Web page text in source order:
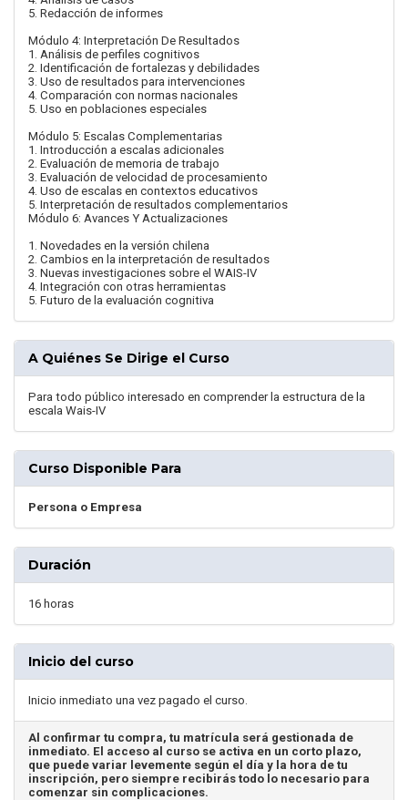
5. Redacción de informes
Módulo 4: Interpretación De Resultados
1. Análisis de perfiles cognitivos
2. Identificación de fortalezas y debilidades
3. Uso de resultados para intervenciones
4. Comparación con normas nacionales
5. Uso en poblaciones especiales
Módulo 5: Escalas Complementarias
1. Introducción a escalas adicionales
2. Evaluación de memoria de trabajo
3. Evaluación de velocidad de procesamiento
4. Uso de escalas en contextos educativos
5. Interpretación de resultados complementarios
Módulo 6: Avances Y Actualizaciones
1. Novedades en la versión chilena
2. Cambios en la interpretación de resultados
3. Nuevas investigaciones sobre el WAIS-IV
4. Integración con otras herramientas
5. Futuro de la evaluación cognitiva
A Quiénes Se Dirige el Curso
Para todo público interesado en comprender la estructura de la
escala Wais-IV
Curso Disponible Para
Persona o Empresa
Duración
16 horas
Inicio del curso
Inicio inmediato una vez pagado el curso.
Al confirmar tu compra, tu matrícula será gestionada de
inmediato. El acceso al curso se activa en un corto plazo,
que puede variar levemente según el día y la hora de tu
inscripción, pero siempre recibirás todo lo necesario para
comenzar sin complicaciones.